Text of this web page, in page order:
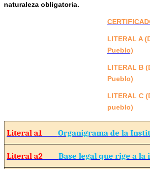
naturaleza obligatoria.
LITERAL A
Pueblo)
LITERAL B
Pueblo)
LITERAL C
pueblo)
Literal a1 Organigrama de la
Literal a2 Base legal que rige a la